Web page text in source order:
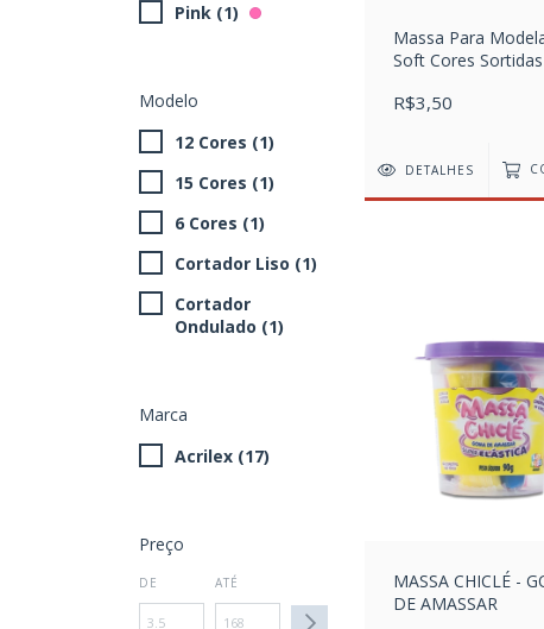
Pink (1)
Modelo
12 Cores (1)
15 Cores (1)
6 Cores (1)
Cortador Liso (1)
Cortador
Ondulado (1)
Marca
Acrilex (17)
Preço
DE ATÉ
Massa Para
Soft Cores
R$3,50
DETALHES
MASSA CHICLÉ -
DE AMASSAR